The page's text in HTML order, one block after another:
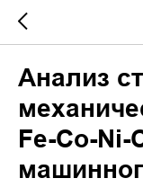
Анализ
Fe-Co-